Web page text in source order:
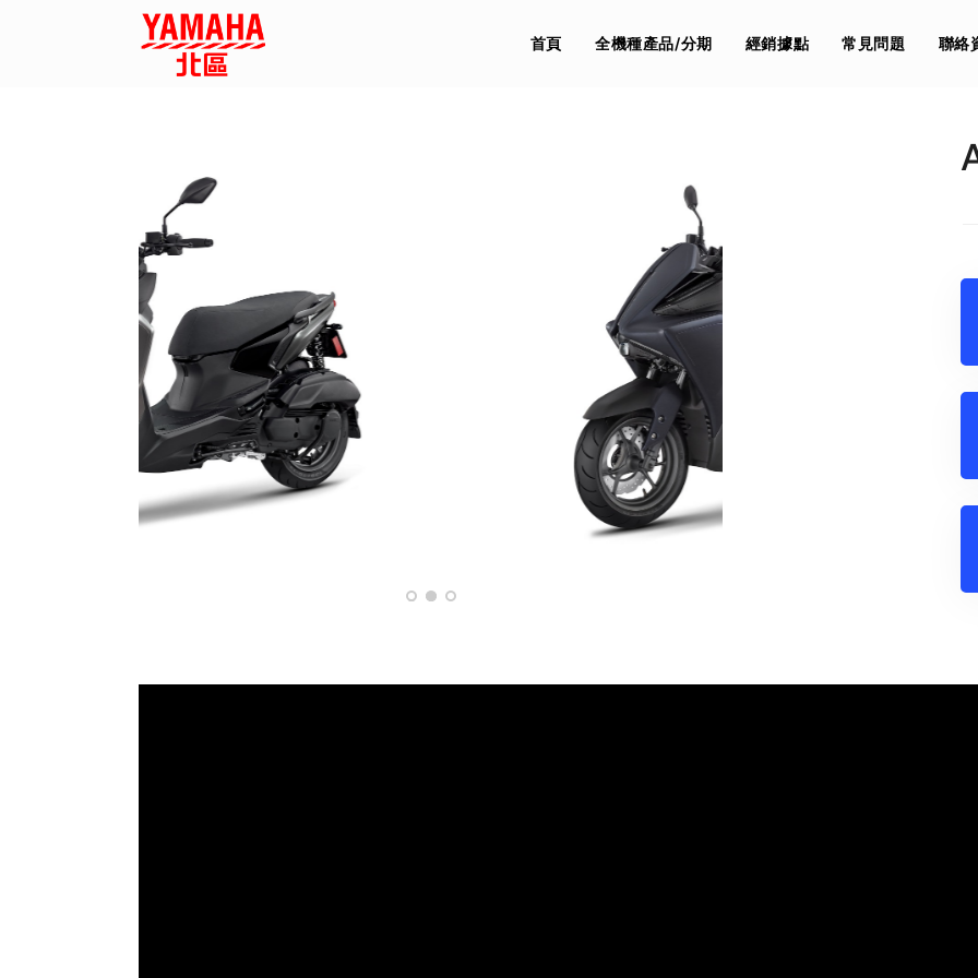
首頁 全機種產品/分期 經銷據點 常見問題 聯絡